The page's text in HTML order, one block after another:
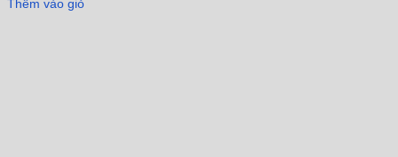
Thêm vào giỏ